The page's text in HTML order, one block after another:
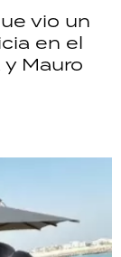
vio un
en el
Mauro